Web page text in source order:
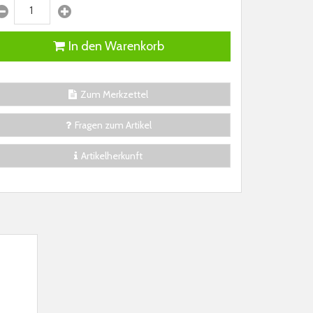
In den Warenkorb
Zum Merkzettel
Fragen zum Artikel
Artikelherkunft